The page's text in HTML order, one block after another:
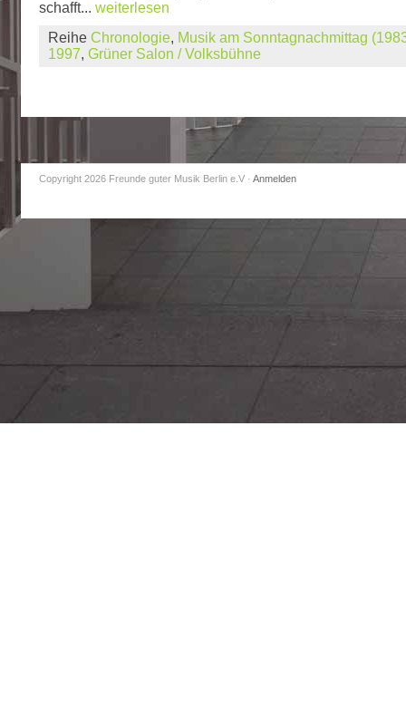
schafft... weiterlesen
Reihe Chronologie, Musik am Sonntagnachmittag
1997, Grüner Salon / Volksbühne
Copyright 2026 Freunde guter Musik Berlin e.V · Anmelden